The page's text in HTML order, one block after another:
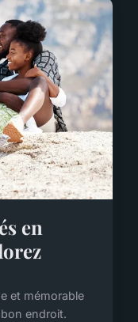
en
et mémorable
endroit.